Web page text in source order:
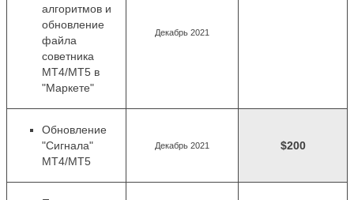
алгоритмов и
обновление
файла
советника
MT4/MT5 в
"Маркете"
Декабрь 2021
Обновление
"Сигнала"
MT4/MT5
Декабрь 2021 $200